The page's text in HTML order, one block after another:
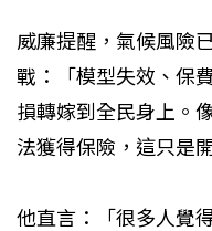
威廉提醒，氣候風險
戰：「模型失效、保
損轉嫁到全民身上。
法獲得保險，這只是開
他直言：「很多人覺